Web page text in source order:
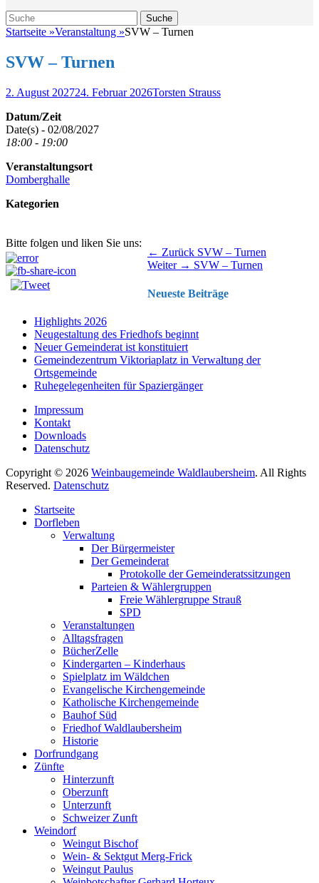
Suche
Suche
nach:
Startseite »Veranstaltung »SVW – Turnen
SVW – Turnen
Veröffentlicht
2. August 202724. Februar 2026Autor
Torsten Strauss
Datum/Zeit
Date(s) - 02/08/2027
18:00 - 19:00
Veranstaltungsort
Domberghalle
Kategorien
Bitte folgen und liken Sie uns:
Beitragsnavigation ← Zurück Vorhergehender
Beitrag:
SVW – Turnen
Weiter → Nächster
SVW – Turnen
Neueste Beiträge
Highlights 2026
Neugestaltung des Friedhofs beginnt
Neuer Gemeinderat ist konstituiert
Gemeindezentrum Viktoriaplatz in Verwaltung der
Ortsgemeinde
Ruhegelegenheiten für Spaziergänger
Impressum
Kontakt
Downloads
Datenschutz
Copyright © 2026 Weinbaugemeinde Waldlaubersheim. All Rights
Reserved. Datenschutz
oben
scrollen
Startseite
Dorfleben
Verwaltung
Der Bürgermeister
Der Gemeinderat
Protokolle der Gemeinderatssitzungen
Parteien & Wählergruppen
Freie Wählergruppe Strauß
SPD
Veranstaltungen
Alltagsfragen
BücherZelle
Kindergarten – Kinderhaus
Spielplatz im Wäldchen
Evangelische Kirchengemeinde
Katholische Kirchengemeinde
Bauhof Süd
Friedhof Waldlaubersheim
Historie
Dorfrundgang
Zünfte
Hinterzunft
Oberzunft
Unterzunft
Schweizer Zunft
Weindorf
Weingut Bischof
Wein- & Sektgut Merg-Frick
Weingut Paulus